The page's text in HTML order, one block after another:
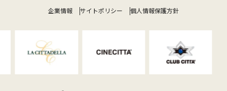
企業情報 サイトポリシー 個人情報保護方針